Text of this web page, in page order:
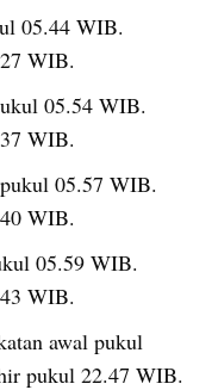
05.44 WIB.
WIB.
05.54 WIB.
WIB.
05.57 WIB.
WIB.
05.59 WIB.
WIB.
awal pukul
pukul 22.47 WIB.